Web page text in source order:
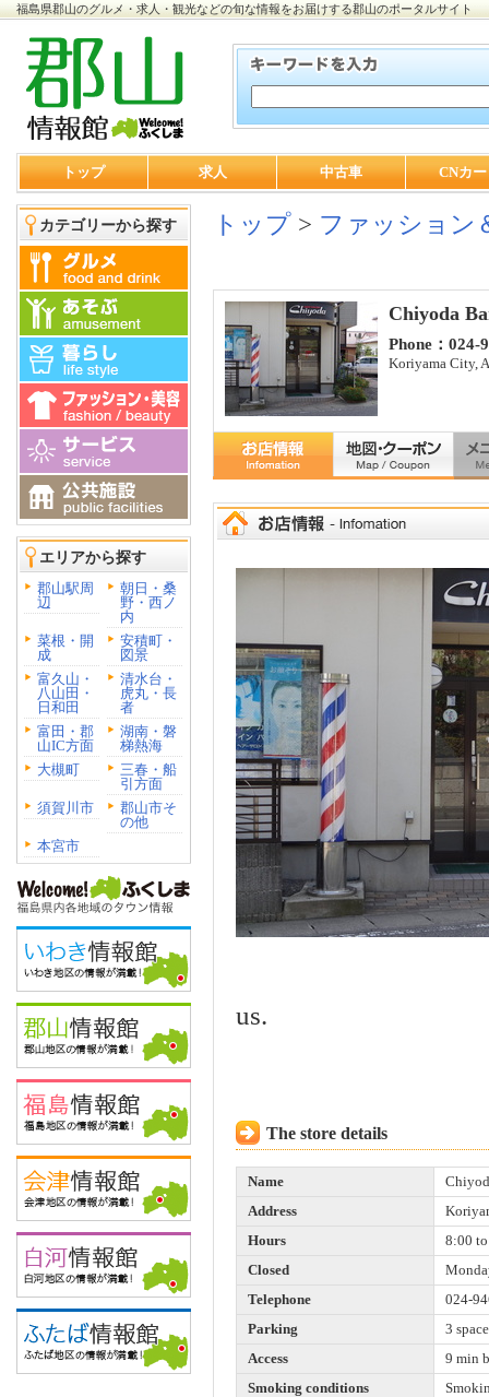
福島県郡山のグルメ・求人・観光などの旬な情報をお届けする郡山のポータルサイト
トップ 求人 中古車 CNカ
カテゴリーから探す
エリアから探す
郡山駅周
辺
朝日・桑
野・西ノ
内
菜根・開
成
安積町・
図景
富久山・
八山田・
日和田
清水台・
虎丸・長
者
富田・郡
山IC方面
湖南・磐
梯熱海
大槻町
三春・船
引方面
須賀川市
郡山市そ
の他
本宮市
トップ > ファッション
Chiyoda
Phone：024-
Koriyama City,
us.
The store details
Name
Address
Hours
8:00
Closed
Telephone
024-
Parking
3
Access
9 min
Smoking conditions